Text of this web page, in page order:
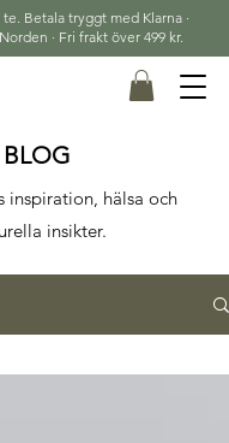
Betala tryggt med Klarna ·
· Fri frakt över 499 kr.
BLOG
inspiration, hälsa och
insikter.